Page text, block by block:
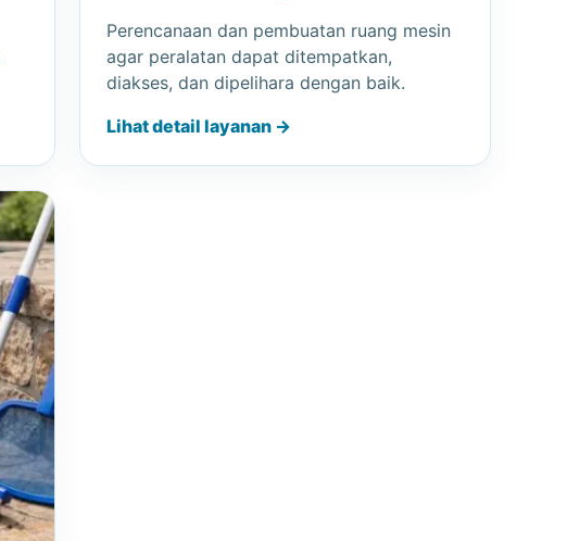
Perencanaan dan pembuatan ruang mesin
agar peralatan dapat ditempatkan,
diakses, dan dipelihara dengan baik.
Lihat detail layanan →